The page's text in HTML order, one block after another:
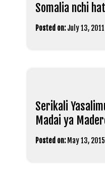
Somalia nchi
Posted on: July 13, 2011
Serikali
Madai ya
Posted on: May 13, 2015